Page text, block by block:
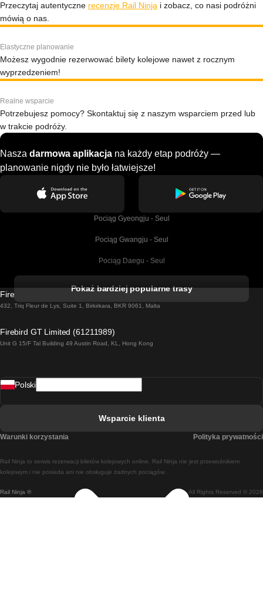
Przeczytaj autentyczne recenzje Rail Ninja i zobacz, co nasi podróżni
mówią o nas.
Elastyczne planowanie
Możesz wygodnie rezerwować bilety kolejowe nawet z rocznym
wyprzedzeniem!
Realne wsparcie
Potrzebujesz pomocy? Skontaktuj się z naszym wsparciem przed lub
w trakcie podróży.
Nasza darmowa aplikacja na każdy etap podróży —
planowanie nigdy nie było łatwiejsze!
Pociąg Gyeongju - Seul
Pociąg Gwangju - Seul
Pociąg Daegu - Seul
Pociąg Dublin - Galway
Pociąg Rzym - Neapol
Pociąg Madryt - Lizbona
Pociąg Madryt - Barcelona
Pokaż bardziej popularne trasy
Firebird GT Limited (OC 1451)
432, Triq Fleur de Lys, Suite 1, Birkirkara, BKR 9061, Malta
Firebird GT Limited (61211989)
Unit G 15/F Tal Building 49 Austin Road, KL, Hong Kong
Rail Ninja ® All Rights Reserved © 2026
Rail Ninja to serwis rezerwacji biletów kolejowych online. Rail Ninja nie jest przewoźnikiem
kolejowym i nie posiada ani nie obsługuje żadnych pociągów.
Polski
Wsparcie klienta
Warunki korzystania Polityka prywatności